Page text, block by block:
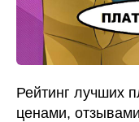
Рейтинг лучших
ценами,